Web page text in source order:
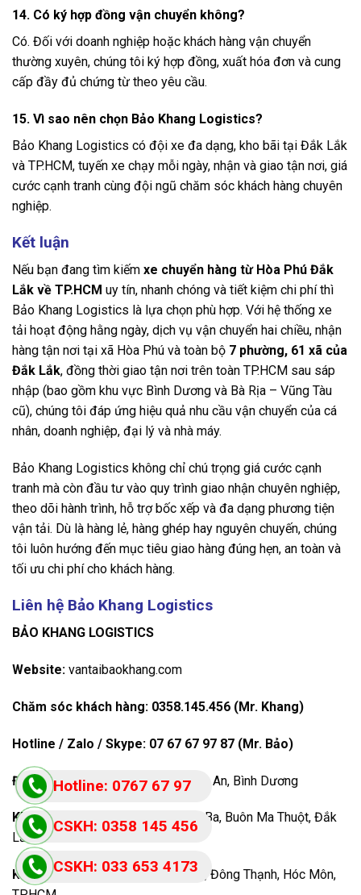
14. Có ký hợp đồng vận chuyển không?
Có. Đối với doanh nghiệp hoặc khách hàng vận chuyển
thường xuyên, chúng tôi ký hợp đồng, xuất hóa đơn và cung
cấp đầy đủ chứng từ theo yêu cầu.
15. Vì sao nên chọn Bảo Khang Logistics?
Bảo Khang Logistics có đội xe đa dạng, kho bãi tại Đắk Lắk
và TP.HCM, tuyến xe chạy mỗi ngày, nhận và giao tận nơi, giá
cước cạnh tranh cùng đội ngũ chăm sóc khách hàng chuyên
nghiệp.
Kết luận
Nếu bạn đang tìm kiếm xe chuyển hàng từ Hòa Phú Đắk
Lắk về TP.HCM uy tín, nhanh chóng và tiết kiệm chi phí thì
Bảo Khang Logistics là lựa chọn phù hợp. Với hệ thống xe
tải hoạt động hằng ngày, dịch vụ vận chuyển hai chiều, nhận
hàng tận nơi tại xã Hòa Phú và toàn bộ 7 phường, 61 xã của
Đắk Lắk, đồng thời giao tận nơi trên toàn TP.HCM sau sáp
nhập (bao gồm khu vực Bình Dương và Bà Rịa – Vũng Tàu
cũ), chúng tôi đáp ứng hiệu quả nhu cầu vận chuyển của cá
nhân, doanh nghiệp, đại lý và nhà máy.
Bảo Khang Logistics không chỉ chú trọng giá cước cạnh
tranh mà còn đầu tư vào quy trình giao nhận chuyên nghiệp,
theo dõi hành trình, hỗ trợ bốc xếp và đa dạng phương tiện
vận tải. Dù là hàng lẻ, hàng ghép hay nguyên chuyến, chúng
tôi luôn hướng đến mục tiêu giao hàng đúng hẹn, an toàn và
tối ưu chi phí cho khách hàng.
Liên hệ Bảo Khang Logistics
BẢO KHANG LOGISTICS
Website: vantaibaokhang.com
Chăm sóc khách hàng: 0358.145.456 (Mr. Khang)
Hotline / Zalo / Skype: 07 67 67 97 87 (Mr. Bảo)
Địa chỉ:22 ĐT743, Bình Hòa, Thuận An, Bình Dương
Kho Đắk Lắk: Đường Mười Tháng Ba, Buôn Ma Thuột, Đắk
Lắk
Kho TP.HCM: 60/1A Huỳnh Thị Na, Đông Thạnh, Hóc Môn,
Hotline: 0767 67 97
87
CSKH: 033 653 4173
CSKH: 0358 145 456